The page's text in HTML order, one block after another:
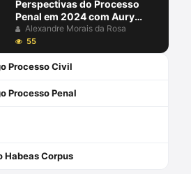
Perspectivas do Processo
Penal em 2024 com Aury
Lopes Jr e Alexandre Morais
da Rosa
Alexandre Morais da Rosa
55
Processo Civil
Processo Penal
Habeas Corpus